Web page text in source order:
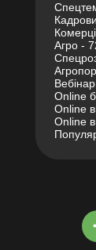
Агро -
Online
Online
Online